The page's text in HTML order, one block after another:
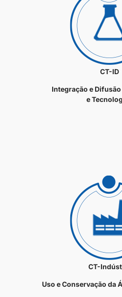
CT-ID
Integração e
e
CT-
Uso e Conservação da